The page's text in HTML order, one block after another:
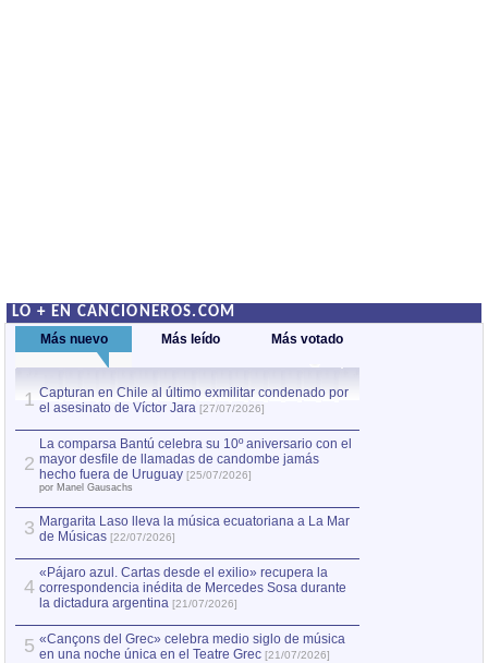
LO + EN CANCIONEROS.COM
Más nuevo Más leído Más votado
1 Capturan en Chile al último exmilitar condenado por
el asesinato de Víctor Jara [27/07/2026]
2
La comparsa Bantú celebra su 10º aniversario con el
mayor desfile de llamadas de candombe jamás
hecho fuera de Uruguay [25/07/2026]
por Manel Gausachs
3 Margarita Laso lleva la música ecuatoriana a La Mar
de Músicas [22/07/2026]
4
«Pájaro azul. Cartas desde el exilio» recupera la
correspondencia inédita de Mercedes Sosa durante
la dictadura argentina [21/07/2026]
5 «Cançons del Grec» celebra medio siglo de música
en una noche única en el Teatre Grec [21/07/2026]